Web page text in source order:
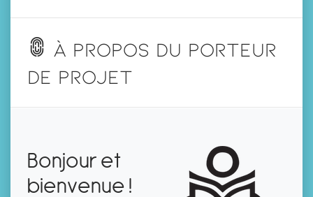
À propos du porteur
de projet
Bonjour et
bienvenue !